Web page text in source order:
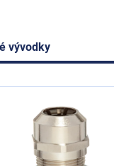
vývodky